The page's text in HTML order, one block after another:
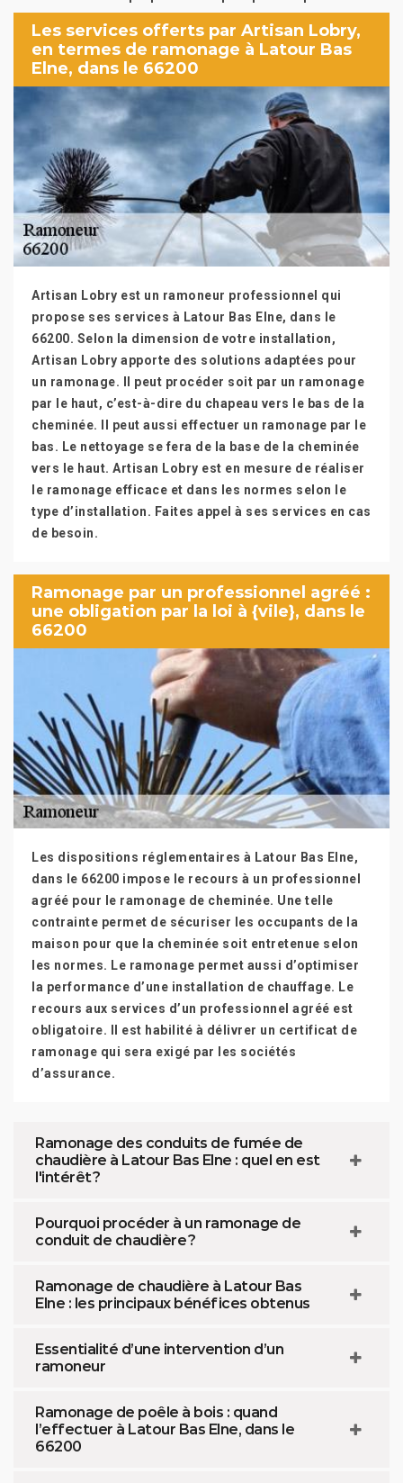
Les services offerts par Artisan Lobry,
en termes de ramonage à Latour Bas
Elne, dans le 66200
Artisan Lobry est un ramoneur professionnel qui
propose ses services à Latour Bas Elne, dans le
66200. Selon la dimension de votre installation,
Artisan Lobry apporte des solutions adaptées pour
un ramonage. Il peut procéder soit par un ramonage
par le haut, c’est-à-dire du chapeau vers le bas de la
cheminée. Il peut aussi effectuer un ramonage par le
bas. Le nettoyage se fera de la base de la cheminée
vers le haut. Artisan Lobry est en mesure de réaliser
le ramonage efficace et dans les normes selon le
type d’installation. Faites appel à ses services en cas
de besoin.
Ramonage par un professionnel agréé :
une obligation par la loi à {vile}, dans le
66200
Les dispositions réglementaires à Latour Bas Elne,
dans le 66200 impose le recours à un professionnel
agréé pour le ramonage de cheminée. Une telle
contrainte permet de sécuriser les occupants de la
maison pour que la cheminée soit entretenue selon
les normes. Le ramonage permet aussi d’optimiser
la performance d’une installation de chauffage. Le
recours aux services d’un professionnel agréé est
obligatoire. Il est habilité à délivrer un certificat de
ramonage qui sera exigé par les sociétés
d’assurance.
Ramonage des conduits de fumée de
chaudière à Latour Bas Elne : quel en est
l'intérêt ?
Pourquoi procéder à un ramonage de
conduit de chaudière ?
Ramonage de chaudière à Latour Bas
Elne : les principaux bénéfices obtenus
Essentialité d’une intervention d’un
ramoneur
Ramonage de poêle à bois : quand
l’effectuer à Latour Bas Elne, dans le
66200